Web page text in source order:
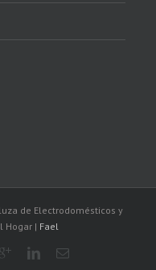
de Electrodomésticos y
Hogar | Fael